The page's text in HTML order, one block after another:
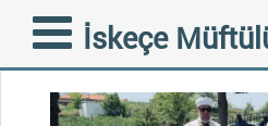
İskeçe
TAZİYE -